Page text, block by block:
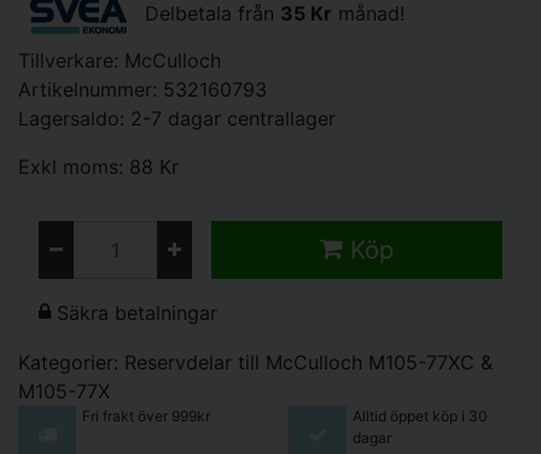
Delbetala från 35 Kr månad!
Tillverkare: McCulloch
Artikelnummer: 532160793
Lagersaldo: 2-7 dagar centrallager
Exkl moms: 88 Kr
Köp
Säkra betalningar
Kategorier: Reservdelar till McCulloch M105-77XC &
M105-77X
Fri frakt över 999kr
Alltid öppet köp i 30
dagar